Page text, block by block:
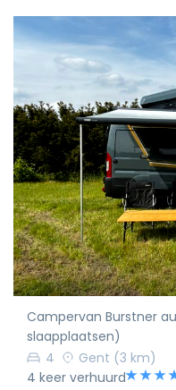
Campervan Burstner
slaapplaatsen)
4
Gent (3 km)
4 keer verhuurd